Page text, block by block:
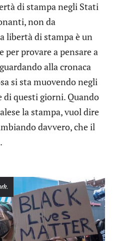
di stampa negli Stati
non da
libertà di stampa è un
provare a pensare a
alla cronaca
si sta muovendo negli
di questi giorni. Quando
la stampa, vuol dire
davvero, che il